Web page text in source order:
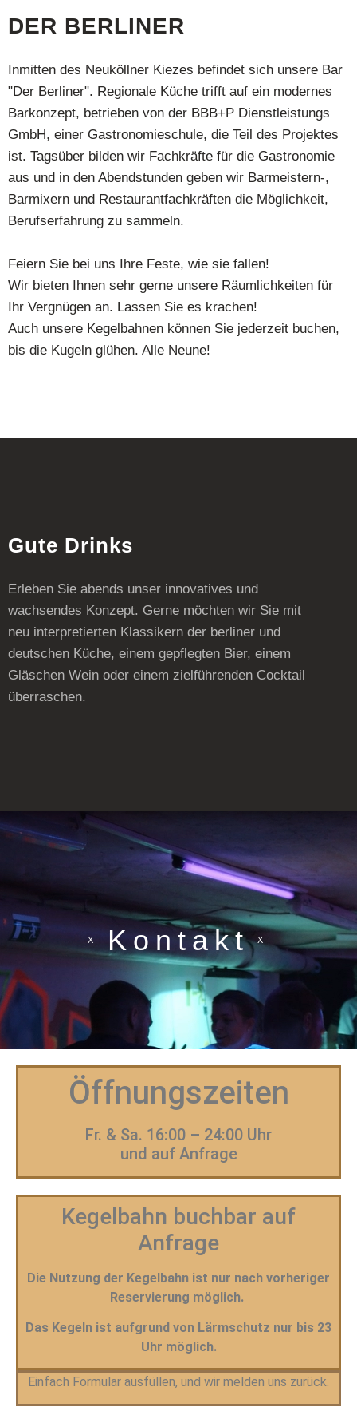
DER BERLINER
Inmitten des Neuköllner Kiezes befindet sich unsere Bar
"Der Berliner". Regionale Küche trifft auf ein modernes
Barkonzept, betrieben von der BBB+P Dienstleistungs
GmbH, einer Gastronomieschule, die Teil des Projektes
ist. Tagsüber bilden wir Fachkräfte für die Gastronomie
aus und in den Abendstunden geben wir Barmeistern-,
Barmixern und Restaurantfachkräften die Möglichkeit,
Berufserfahrung zu sammeln.
Feiern Sie bei uns Ihre Feste, wie sie fallen!
Wir bieten Ihnen sehr gerne unsere Räumlichkeiten für
Ihr Vergnügen an. Lassen Sie es krachen!
Auch unsere Kegelbahnen können Sie jederzeit buchen,
bis die Kugeln glühen. Alle Neune!
Gute Drinks
Erleben Sie abends unser innovatives und
wachsendes Konzept. Gerne möchten wir Sie mit
neu interpretierten Klassikern der berliner und
deutschen Küche, einem gepflegten Bier, einem
Gläschen Wein oder einem zielführenden Cocktail
überraschen.
X Kontakt X
Öffnungszeiten
Fr. & Sa. 16:00 – 24:00 Uhr
und auf Anfrage
Kegelbahn buchbar auf
Anfrage
Die Nutzung der Kegelbahn ist nur nach vorheriger
Reservierung möglich.
Das Kegeln ist aufgrund von Lärmschutz nur bis 23
Uhr möglich.
Einfach Formular ausfüllen, und wir melden uns zurück.